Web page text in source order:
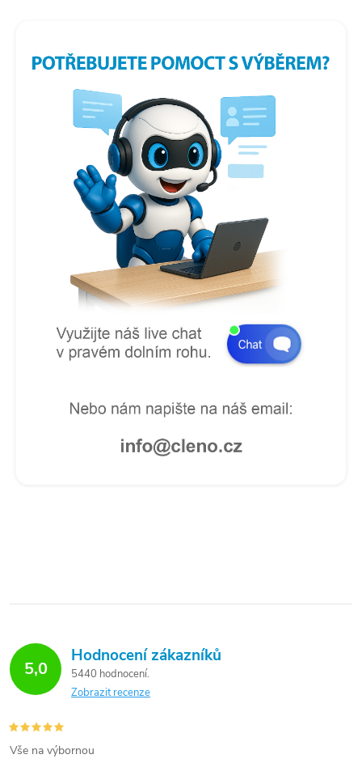
5,0
Hodnocení zákazníků
5440 hodnocení
Zobrazit recenze
Vše na výbornou